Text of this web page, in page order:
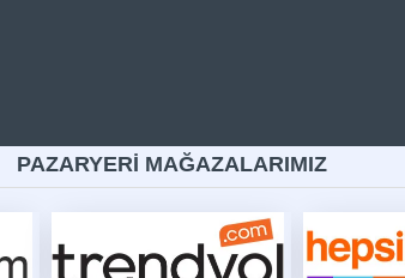
PAZARYERİ MAĞAZALARIMIZ